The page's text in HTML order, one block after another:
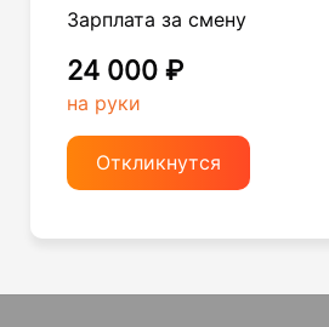
Зарплата за смену
24 000 ₽
на руки
Откликнутся